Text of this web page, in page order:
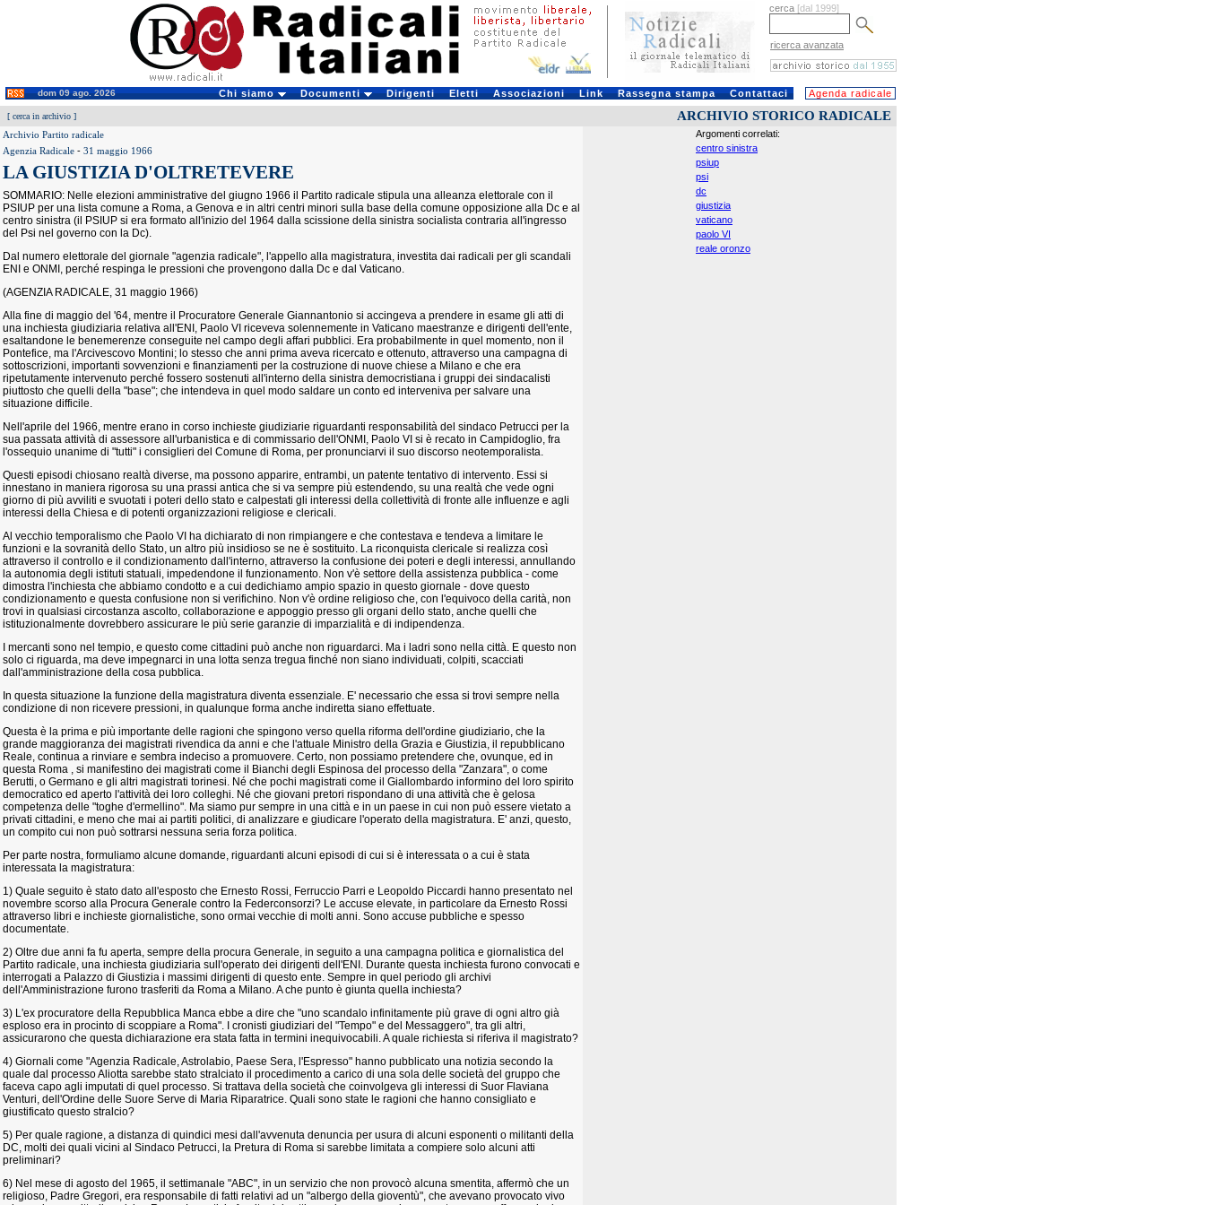
cerca [dal 1999]
ricerca avanzata
dom 09 ago. 2026 Chi siamo Documenti Dirigenti Eletti Associazioni Link Rassegna stampa Contattaci Agenda radicale
[ cerca in archivio ] ARCHIVIO STORICO RADICALE
Archivio Partito radicale
Agenzia Radicale - 31 maggio 1966
LA GIUSTIZIA D'OLTRETEVERE
SOMMARIO: Nelle elezioni amministrative del giugno 1966 il Partito radicale stipula una alleanza elettorale con il
PSIUP per una lista comune a Roma, a Genova e in altri centri minori sulla base della comune opposizione alla Dc e al
centro sinistra (il PSIUP si era formato all'inizio del 1964 dalla scissione della sinistra socialista contraria all'ingresso
del Psi nel governo con la Dc).
Dal numero elettorale del giornale "agenzia radicale", l'appello alla magistratura, investita dai radicali per gli scandali
ENI e ONMI, perché respinga le pressioni che provengono dalla Dc e dal Vaticano.
(AGENZIA RADICALE, 31 maggio 1966)
Alla fine di maggio del '64, mentre il Procuratore Generale Giannantonio si accingeva a prendere in esame gli atti di
una inchiesta giudiziaria relativa all'ENI, Paolo VI riceveva solennemente in Vaticano maestranze e dirigenti dell'ente,
esaltandone le benemerenze conseguite nel campo degli affari pubblici. Era probabilmente in quel momento, non il
Pontefice, ma l'Arcivescovo Montini; lo stesso che anni prima aveva ricercato e ottenuto, attraverso una campagna di
sottoscrizioni, importanti sovvenzioni e finanziamenti per la costruzione di nuove chiese a Milano e che era
ripetutamente intervenuto perché fossero sostenuti all'interno della sinistra democristiana i gruppi dei sindacalisti
piuttosto che quelli della "base"; che intendeva in quel modo saldare un conto ed interveniva per salvare una
situazione difficile.
Nell'aprile del 1966, mentre erano in corso inchieste giudiziarie riguardanti responsabilità del sindaco Petrucci per la
sua passata attività di assessore all'urbanistica e di commissario dell'ONMI, Paolo VI si è recato in Campidoglio, fra
l'ossequio unanime di "tutti" i consiglieri del Comune di Roma, per pronunciarvi il suo discorso neotemporalista.
Questi episodi chiosano realtà diverse, ma possono apparire, entrambi, un patente tentativo di intervento. Essi si
innestano in maniera rigorosa su una prassi antica che si va sempre più estendendo, su una realtà che vede ogni
giorno di più avviliti e svuotati i poteri dello stato e calpestati gli interessi della collettività di fronte alle influenze e agli
interessi della Chiesa e di potenti organizzazioni religiose e clericali.
Al vecchio temporalismo che Paolo VI ha dichiarato di non rimpiangere e che contestava e tendeva a limitare le
funzioni e la sovranità dello Stato, un altro più insidioso se ne è sostituito. La riconquista clericale si realizza così
attraverso il controllo e il condizionamento dall'interno, attraverso la confusione dei poteri e degli interessi, annullando
la autonomia degli istituti statuali, impedendone il funzionamento. Non v'è settore della assistenza pubblica - come
dimostra l'inchiesta che abbiamo condotto e a cui dedichiamo ampio spazio in questo giornale - dove questo
condizionamento e questa confusione non si verifichino. Non v'è ordine religioso che, con l'equivoco della carità, non
trovi in qualsiasi circostanza ascolto, collaborazione e appoggio presso gli organi dello stato, anche quelli che
istituzionalmente dovrebbero assicurare le più serie garanzie di imparzialità e di indipendenza.
I mercanti sono nel tempio, e questo come cittadini può anche non riguardarci. Ma i ladri sono nella città. E questo non
solo ci riguarda, ma deve impegnarci in una lotta senza tregua finché non siano individuati, colpiti, scacciati
dall'amministrazione della cosa pubblica.
In questa situazione la funzione della magistratura diventa essenziale. E' necessario che essa si trovi sempre nella
condizione di non ricevere pressioni, in qualunque forma anche indiretta siano effettuate.
Questa è la prima e più importante delle ragioni che spingono verso quella riforma dell'ordine giudiziario, che la
grande maggioranza dei magistrati rivendica da anni e che l'attuale Ministro della Grazia e Giustizia, il repubblicano
Reale, continua a rinviare e sembra indeciso a promuovere. Certo, non possiamo pretendere che, ovunque, ed in
questa Roma , si manifestino dei magistrati come il Bianchi degli Espinosa del processo della "Zanzara", o come
Berutti, o Germano e gli altri magistrati torinesi. Né che pochi magistrati come il Giallombardo informino del loro spirito
democratico ed aperto l'attività dei loro colleghi. Né che giovani pretori rispondano di una attività che è gelosa
competenza delle "toghe d'ermellino". Ma siamo pur sempre in una città e in un paese in cui non può essere vietato a
privati cittadini, e meno che mai ai partiti politici, di analizzare e giudicare l'operato della magistratura. E' anzi, questo,
un compito cui non può sottrarsi nessuna seria forza politica.
Per parte nostra, formuliamo alcune domande, riguardanti alcuni episodi di cui si è interessata o a cui è stata
interessata la magistratura:
1) Quale seguito è stato dato all'esposto che Ernesto Rossi, Ferruccio Parri e Leopoldo Piccardi hanno presentato nel
novembre scorso alla Procura Generale contro la Federconsorzi? Le accuse elevate, in particolare da Ernesto Rossi
attraverso libri e inchieste giornalistiche, sono ormai vecchie di molti anni. Sono accuse pubbliche e spesso
documentate.
2) Oltre due anni fa fu aperta, sempre della procura Generale, in seguito a una campagna politica e giornalistica del
Partito radicale, una inchiesta giudiziaria sull'operato dei dirigenti dell'ENI. Durante questa inchiesta furono convocati e
interrogati a Palazzo di Giustizia i massimi dirigenti di questo ente. Sempre in quel periodo gli archivi
dell'Amministrazione furono trasferiti da Roma a Milano. A che punto è giunta quella inchiesta?
3) L'ex procuratore della Repubblica Manca ebbe a dire che "uno scandalo infinitamente più grave di ogni altro già
esploso era in procinto di scoppiare a Roma". I cronisti giudiziari del "Tempo" e del Messaggero", tra gli altri,
assicurarono che questa dichiarazione era stata fatta in termini inequivocabili. A quale richiesta si riferiva il magistrato?
4) Giornali come "Agenzia Radicale, Astrolabio, Paese Sera, l'Espresso" hanno pubblicato una notizia secondo la
quale dal processo Aliotta sarebbe stato stralciato il procedimento a carico di una sola delle società del gruppo che
faceva capo agli imputati di quel processo. Si trattava della società che coinvolgeva gli interessi di Suor Flaviana
Venturi, dell'Ordine delle Suore Serve di Maria Riparatrice. Quali sono state le ragioni che hanno consigliato e
giustificato questo stralcio?
5) Per quale ragione, a distanza di quindici mesi dall'avvenuta denuncia per usura di alcuni esponenti o militanti della
DC, molti dei quali vicini al Sindaco Petrucci, la Pretura di Roma si sarebbe limitata a compiere solo alcuni atti
preliminari?
6) Nel mese di agosto del 1965, il settimanale "ABC", in un servizio che non provocò alcuna smentita, affermò che un
religioso, Padre Gregori, era responsabile di fatti relativi ad un "albergo della gioventù", che avevano provocato vivo
Argomenti correlati:
centro sinistra
psiup
psi
dc
giustizia
vaticano
paolo VI
reale oronzo